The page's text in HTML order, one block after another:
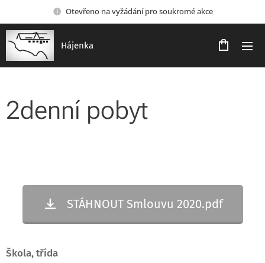
Otevřeno na vyžádání pro soukromé akce
Hájenka
2denní pobyt
STÁHNOUT Smlouvu 2020.pdf
Škola, třída